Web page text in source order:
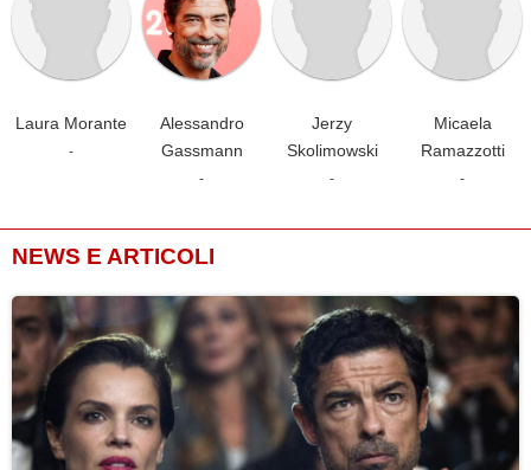
Laura Morante
-
Alessandro
Gassmann
-
Jerzy
Skolimowski
-
Micaela
Ramazzotti
-
NEWS E ARTICOLI